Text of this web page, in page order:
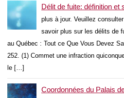
Délit de fuite: définition et
plus à jour. Veuillez
savoir plus sur les délits de
au Québec : Tout ce Que Vous Devez
252. (1) Commet une infraction
le […]
Coordonnées du Palais